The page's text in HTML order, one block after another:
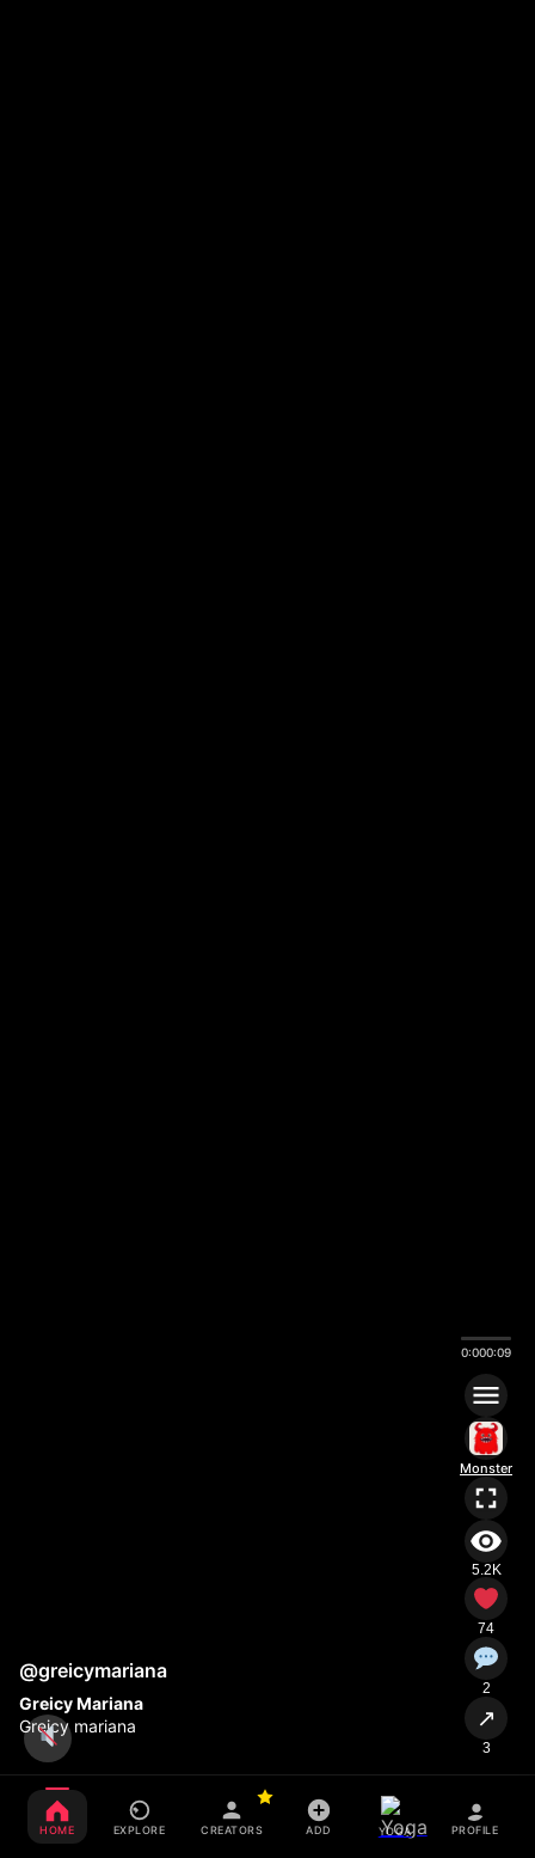
@greicymariana
Greicy Mariana
Greicy mariana
0:000:09
Monster
5.2K
74
2
↗
3
HOME EXPLORE CREATORS ADD YOGA PROFILE